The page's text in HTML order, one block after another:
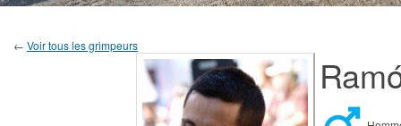
← Voir tous les grimpeurs